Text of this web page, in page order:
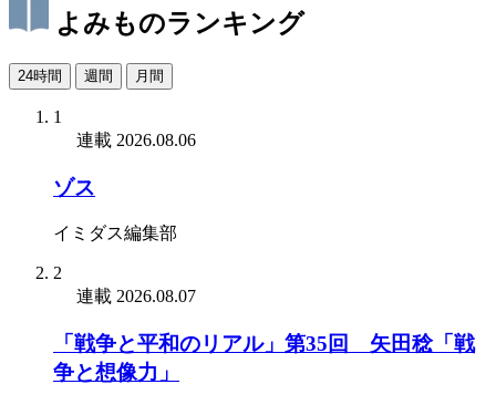
よみものランキング
24時間 週間 月間
1
連載 2026.08.06
ゾス
イミダス編集部
2
連載 2026.08.07
「戦争と平和のリアル」第35回 矢田稔「戦
争と想像力」